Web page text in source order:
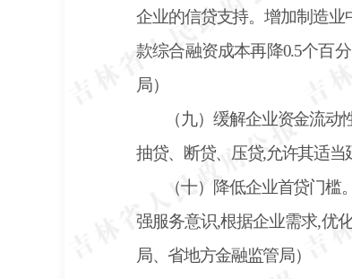
企业的信贷支持。增加制造业
款综合融资成本再降0.5个百
局）
（九）缓解企业资金流
抽贷、断贷、压贷,允许其适当
（十）降低企业首贷门
强服务意识,根据企业需求,优
局、省地方金融监管局）